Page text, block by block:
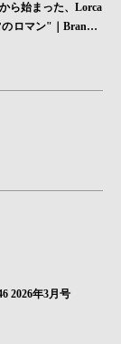
ら始まった、Lorca
ロマン"｜Brand P
2026年3月号